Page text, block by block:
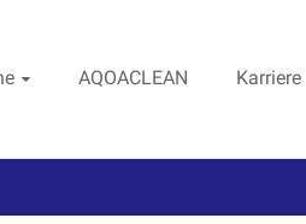
AQOACLEAN Karriere